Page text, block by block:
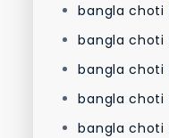
bangla choti
bangla choti
bangla choti
bangla choti
bangla choti